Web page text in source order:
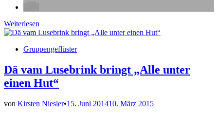
Im
Dörnen
in
die
Zukunft“
Weiterlesen
Veröffentlicht
Gruppengeflüster
Dä vam Lusebrink bringt „Alle unter
einen Hut“
von Kirsten Niesler•15. Juni 201410. März 2015